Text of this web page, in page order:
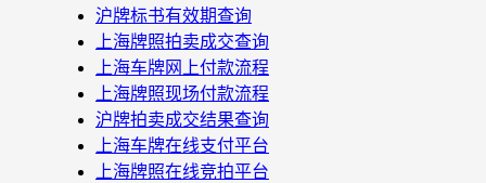
沪牌标书有效期查询
上海牌照拍卖成交查询
上海车牌网上付款流程
上海牌照现场付款流程
沪牌拍卖成交结果查询
上海车牌在线支付平台
上海牌照在线竞拍平台